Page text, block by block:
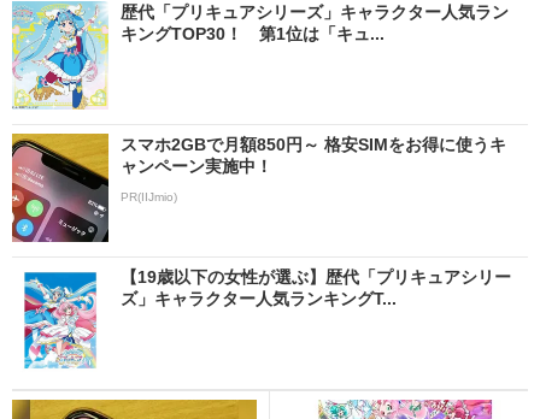
歴代「プリキュアシリーズ」キャラクター人気ラン
キングTOP30！ 第1位は「キュ...
スマホ2GBで月額850円～ 格安SIMをお得に使うキ
ャンペーン実施中！
PR(IIJmio)
【19歳以下の女性が選ぶ】歴代「プリキュアシリー
ズ」キャラクター人気ランキングT...